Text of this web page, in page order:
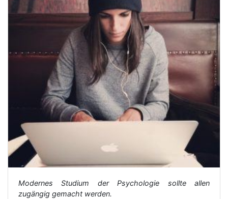
Modernes Studium der Psychologie sollte allen
zugängig gemacht werden.